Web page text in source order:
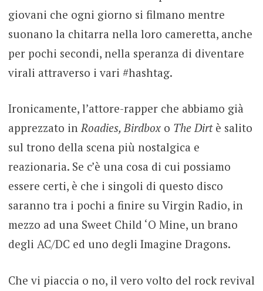
giovani che ogni giorno si filmano mentre
suonano la chitarra nella loro cameretta, anche
per pochi secondi, nella speranza di diventare
virali attraverso i vari #hashtag.
Ironicamente, l’attore-rapper che abbiamo già
apprezzato inRoadies, Birdboxo The Dirtè salito
sul trono della scena più nostalgica e
reazionaria. Se c’è una cosa di cui possiamo
essere certi, è che i singoli di questo disco
saranno tra i pochi a finire su Virgin Radio, in
mezzo ad una Sweet Child ‘O Mine, un brano
degli AC/DC ed uno degli Imagine Dragons.
Che vi piaccia o no, il vero volto del rock revival